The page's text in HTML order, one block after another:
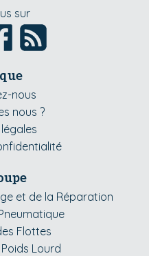
sur
nous
nous ?
et de la Réparation
Flottes
Lourd